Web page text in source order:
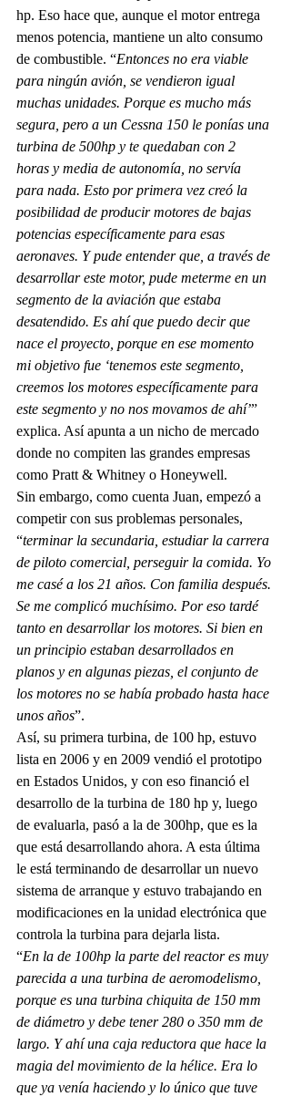
hp. Eso hace que, aunque el motor entrega
menos potencia, mantiene un alto consumo
de combustible. “Entonces no era viable
para ningún avión, se vendieron igual
muchas unidades. Porque es mucho más
segura, pero a un Cessna 150 le ponías una
turbina de 500hp y te quedaban con 2
horas y media de autonomía, no servía
para nada. Esto por primera vez creó la
posibilidad de producir motores de bajas
potencias específicamente para esas
aeronaves. Y pude entender que, a través de
desarrollar este motor, pude meterme en un
segmento de la aviación que estaba
desatendido. Es ahí que puedo decir que
nace el proyecto, porque en ese momento
mi objetivo fue ‘tenemos este segmento,
creemos los motores específicamente para
este segmento y no nos movamos de ahí’”
explica. Así apunta a un nicho de mercado
donde no compiten las grandes empresas
como Pratt & Whitney o Honeywell.
Sin embargo, como cuenta Juan, empezó a
competir con sus problemas personales,
“terminar la secundaria, estudiar la carrera
de piloto comercial, perseguir la comida. Yo
me casé a los 21 años. Con familia después.
Se me complicó muchísimo. Por eso tardé
tanto en desarrollar los motores. Si bien en
un principio estaban desarrollados en
planos y en algunas piezas, el conjunto de
los motores no se había probado hasta hace
unos años”.
Así, su primera turbina, de 100 hp, estuvo
lista en 2006 y en 2009 vendió el prototipo
en Estados Unidos, y con eso financió el
desarrollo de la turbina de 180 hp y, luego
de evaluarla, pasó a la de 300hp, que es la
que está desarrollando ahora. A esta última
le está terminando de desarrollar un nuevo
sistema de arranque y estuvo trabajando en
modificaciones en la unidad electrónica que
controla la turbina para dejarla lista.
“En la de 100hp la parte del reactor es muy
parecida a una turbina de aeromodelismo,
porque es una turbina chiquita de 150 mm
de diámetro y debe tener 280 o 350 mm de
largo. Y ahí una caja reductora que hace la
magia del movimiento de la hélice. Era lo
que ya venía haciendo y lo único que tuve